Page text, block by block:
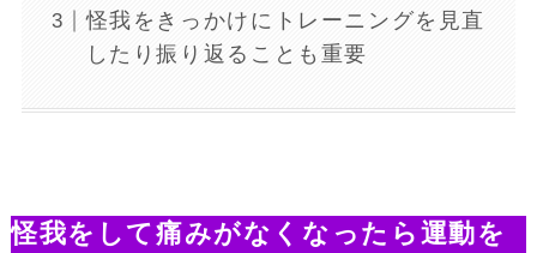
怪我をきっかけにトレーニングを見直
したり振り返ることも重要
怪我をして痛みがなくなったら運動を